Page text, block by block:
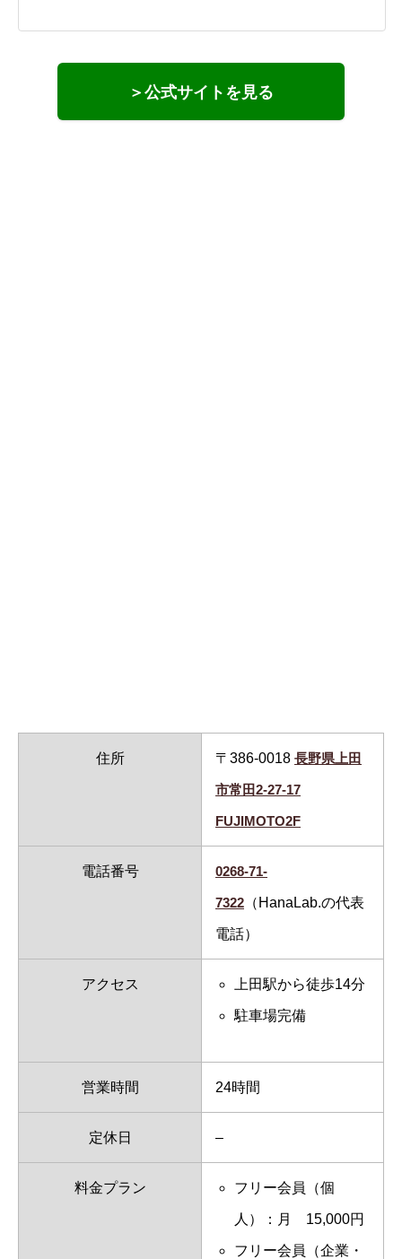
＞公式サイトを見る
住所 〒386-0018 長野県上田
市常田2-27-17
FUJIMOTO2F
電話番号 0268-71-
7322 （HanaLab.の代表
電話）
アクセス 上田駅から徒歩14分
駐車場完備
営業時間 24時間
定休日 –
料金プラン フリー会員（個
人）：月 15,000円
フリー会員（企業・